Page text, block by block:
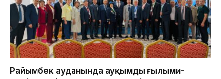
Райымбек ауданында ауқымды ғылыми-